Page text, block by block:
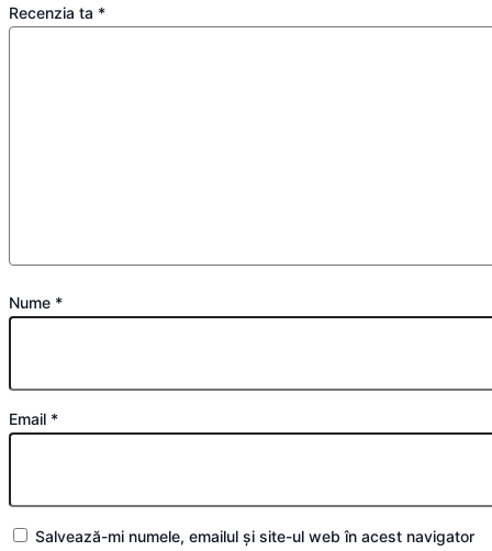
Recenzia ta *
Nume *
Email *
Salvează-mi numele, emailul și site-ul web în acest navigator